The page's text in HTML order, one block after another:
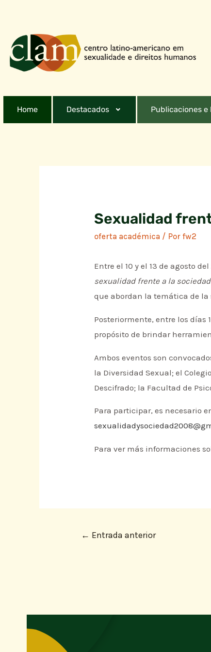
Home Destacados Publicaciones
Sexualidad
oferta académica / Porfw2
Entre el 10 y el 13 de agosto
sexualidad frente a la
que abordan la temática de la
Posteriormente, entre los días
propósito de brindar
Ambos eventos son
la Diversidad Sexual; el
Descifrado; la Facultad de
Para participar, es necesario
Para ver más informaciones
← Entrada anterior